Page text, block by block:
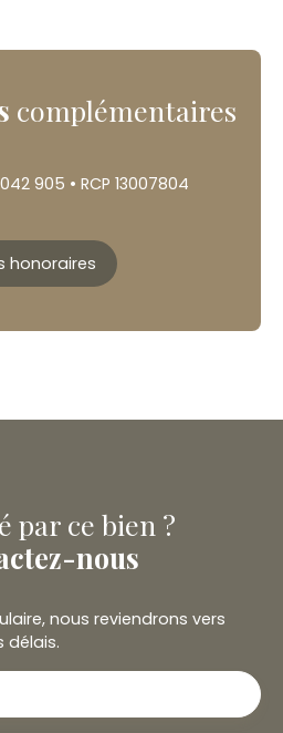
complémentaires
905 • RCP 13007804
honoraires
par ce bien ?
nous
nous reviendrons vers
délais.